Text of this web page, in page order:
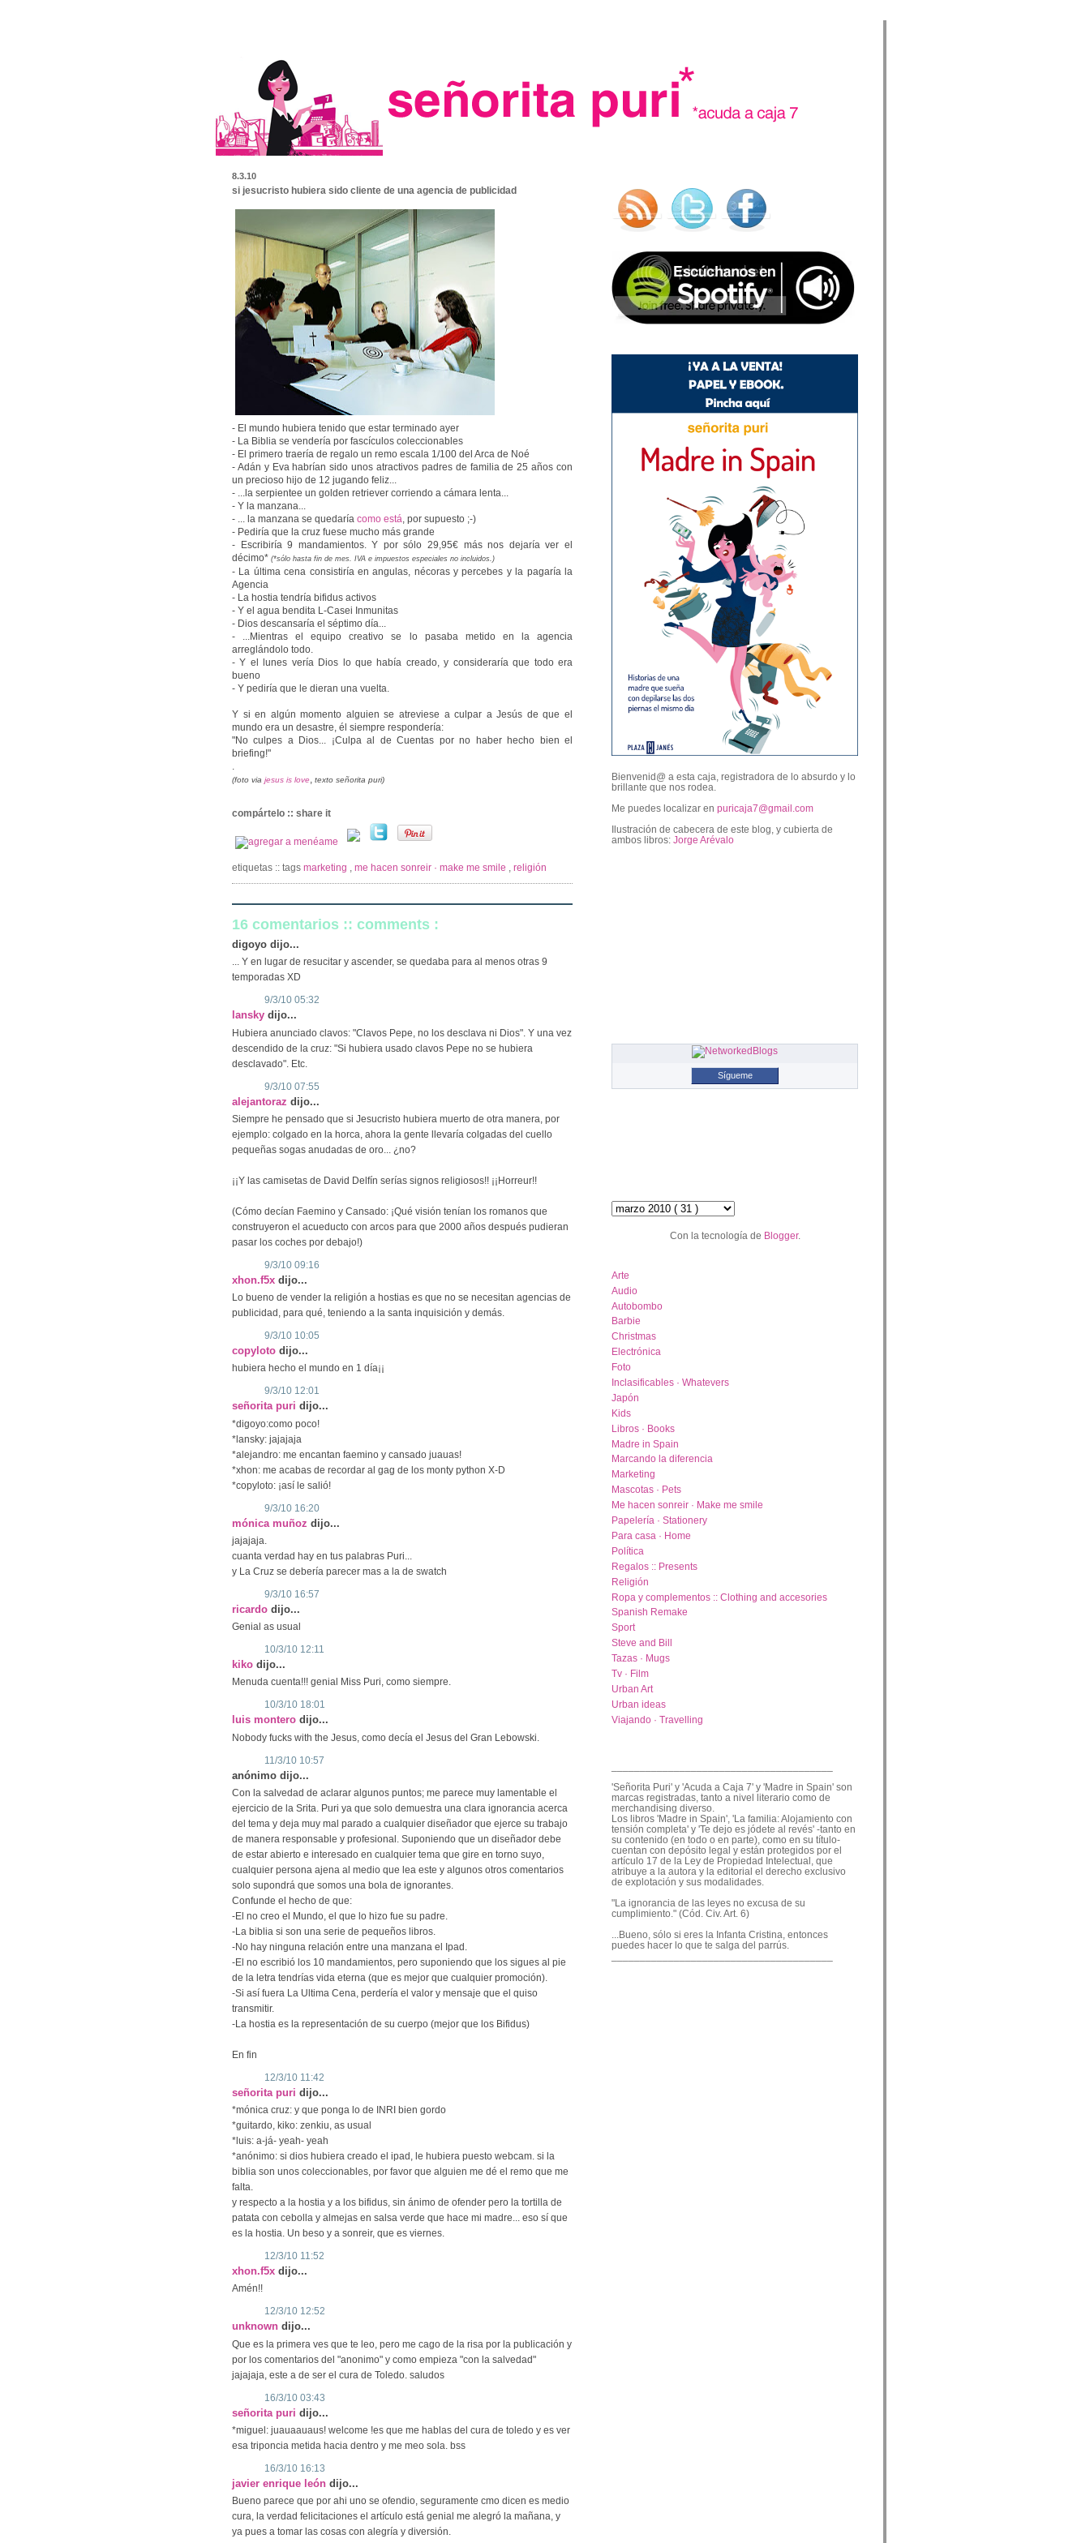
8.3.10
si jesucristo hubiera sido cliente de una agencia de publicidad
- El mundo hubiera tenido que estar terminado ayer
- La Biblia se vendería por fascículos coleccionables
- El primero traería de regalo un remo escala 1/100 del Arca de Noé
- Adán y Eva habrían sido unos atractivos padres de familia de 25 años con
un precioso hijo de 12 jugando feliz...
- ...la serpientee un golden retriever corriendo a cámara lenta...
- Y la manzana...
- ... la manzana se quedaría como está, por supuesto ;-)
- Pediría que la cruz fuese mucho más grande
- Escribiría 9 mandamientos. Y por sólo 29,95€ más nos dejaría ver el
décimo* (*sólo hasta fin de mes. IVA e impuestos especiales no incluidos.)
- La última cena consistiría en angulas, nécoras y percebes y la pagaría la
Agencia
- La hostia tendría bifidus activos
- Y el agua bendita L-Casei Inmunitas
- Dios descansaría el séptimo día...
- ...Mientras el equipo creativo se lo pasaba metido en la agencia
arreglándolo todo.
- Y el lunes vería Dios lo que había creado, y consideraría que todo era
bueno
- Y pediría que le dieran una vuelta.
Y si en algún momento alguien se atreviese a culpar a Jesús de que el
mundo era un desastre, él siempre respondería:
"No culpes a Dios... ¡Culpa al de Cuentas por no haber hecho bien el
briefing!"
.
(foto via jesus is love, texto señorita puri)
compártelo :: share it
etiquetas :: tags marketing , me hacen sonreir · make me smile , religión
16 comentarios :: comments :
digoyo dijo...
... Y en lugar de resucitar y ascender, se quedaba para al menos otras 9
temporadas XD
9/3/10 05:32
lansky dijo...
Hubiera anunciado clavos: "Clavos Pepe, no los desclava ni Dios". Y una vez
descendido de la cruz: "Si hubiera usado clavos Pepe no se hubiera
desclavado". Etc.
9/3/10 07:55
alejantoraz dijo...
Siempre he pensado que si Jesucristo hubiera muerto de otra manera, por
ejemplo: colgado en la horca, ahora la gente llevaría colgadas del cuello
pequeñas sogas anudadas de oro... ¿no?
¡¡Y las camisetas de David Delfín serías signos religiosos!! ¡¡Horreur!!
(Cómo decían Faemino y Cansado: ¡Qué visión tenían los romanos que
construyeron el acueducto con arcos para que 2000 años después pudieran
pasar los coches por debajo!)
9/3/10 09:16
xhon.f5x dijo...
Lo bueno de vender la religión a hostias es que no se necesitan agencias de
publicidad, para qué, teniendo a la santa inquisición y demás.
9/3/10 10:05
copyloto dijo...
hubiera hecho el mundo en 1 día¡¡
9/3/10 12:01
señorita puri dijo...
*digoyo:como poco!
*lansky: jajajaja
*alejandro: me encantan faemino y cansado juauas!
*xhon: me acabas de recordar al gag de los monty python X-D
*copyloto: ¡así le salió!
9/3/10 16:20
mónica muñoz dijo...
jajajaja.
cuanta verdad hay en tus palabras Puri...
y La Cruz se debería parecer mas a la de swatch
9/3/10 16:57
ricardo dijo...
Genial as usual
10/3/10 12:11
kiko dijo...
Menuda cuenta!!! genial Miss Puri, como siempre.
10/3/10 18:01
luis montero dijo...
Nobody fucks with the Jesus, como decía el Jesus del Gran Lebowski.
11/3/10 10:57
anónimo dijo...
Con la salvedad de aclarar algunos puntos; me parece muy lamentable el
ejercicio de la Srita. Puri ya que solo demuestra una clara ignorancia acerca
del tema y deja muy mal parado a cualquier diseñador que ejerce su trabajo
de manera responsable y profesional. Suponiendo que un diseñador debe
de estar abierto e interesado en cualquier tema que gire en torno suyo,
cualquier persona ajena al medio que lea este y algunos otros comentarios
solo supondrá que somos una bola de ignorantes.
Confunde el hecho de que:
-El no creo el Mundo, el que lo hizo fue su padre.
-La biblia si son una serie de pequeños libros.
-No hay ninguna relación entre una manzana el Ipad.
-El no escribió los 10 mandamientos, pero suponiendo que los sigues al pie
de la letra tendrías vida eterna (que es mejor que cualquier promoción).
-Si así fuera La Ultima Cena, perdería el valor y mensaje que el quiso
transmitir.
-La hostia es la representación de su cuerpo (mejor que los Bifidus)
En fin
12/3/10 11:42
señorita puri dijo...
*mónica cruz: y que ponga lo de INRI bien gordo
*guitardo, kiko: zenkiu, as usual
*luis: a-já- yeah- yeah
*anónimo: si dios hubiera creado el ipad, le hubiera puesto webcam. si la
biblia son unos coleccionables, por favor que alguien me dé el remo que me
falta.
y respecto a la hostia y a los bifidus, sin ánimo de ofender pero la tortilla de
patata con cebolla y almejas en salsa verde que hace mi madre... eso sí que
es la hostia. Un beso y a sonreir, que es viernes.
12/3/10 11:52
xhon.f5x dijo...
Amén!!
12/3/10 12:52
unknown dijo...
Que es la primera ves que te leo, pero me cago de la risa por la publicación y
por los comentarios del "anonimo" y como empieza "con la salvedad"
jajajaja, este a de ser el cura de Toledo. saludos
16/3/10 03:43
señorita puri dijo...
*miguel: juauaauaus! welcome !es que me hablas del cura de toledo y es ver
esa triponcia metida hacia dentro y me meo sola. bss
16/3/10 16:13
javier enrique león dijo...
Bueno parece que por ahi uno se ofendio, seguramente cmo dicen es medio
cura, la verdad felicitaciones el artículo está genial me alegró la mañana, y
ya pues a tomar las cosas con alegría y diversión.
Bienvenid@ a esta caja, registradora de lo absurdo y lo
brillante que nos rodea.
Me puedes localizar en puricaja7@gmail.com
Ilustración de cabecera de este blog, y cubierta de
ambos libros: Jorge Arévalo
Sígueme
Con la tecnología de Blogger.
Arte
Audio
Autobombo
Barbie
Christmas
Electrónica
Foto
Inclasificables · Whatevers
Japón
Kids
Libros · Books
Madre in Spain
Marcando la diferencia
Marketing
Mascotas · Pets
Me hacen sonreir · Make me smile
Papelería · Stationery
Para casa · Home
Política
Regalos :: Presents
Religión
Ropa y complementos :: Clothing and accesories
Spanish Remake
Sport
Steve and Bill
Tazas · Mugs
Tv · Film
Urban Art
Urban ideas
Viajando · Travelling
'Señorita Puri' y 'Acuda a Caja 7' y 'Madre in Spain' son
marcas registradas, tanto a nivel literario como de
merchandising diverso.
Los libros 'Madre in Spain', 'La familia: Alojamiento con
tensión completa' y 'Te dejo es jódete al revés' -tanto en
su contenido (en todo o en parte), como en su título-
cuentan con depósito legal y están protegidos por el
artículo 17 de la Ley de Propiedad Intelectual, que
atribuye a la autora y la editorial el derecho exclusivo
de explotación y sus modalidades.
"La ignorancia de las leyes no excusa de su
cumplimiento." (Cód. Civ. Art. 6)
...Bueno, sólo si eres la Infanta Cristina, entonces
puedes hacer lo que te salga del parrús.